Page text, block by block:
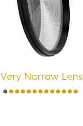
Very Narrow Lens